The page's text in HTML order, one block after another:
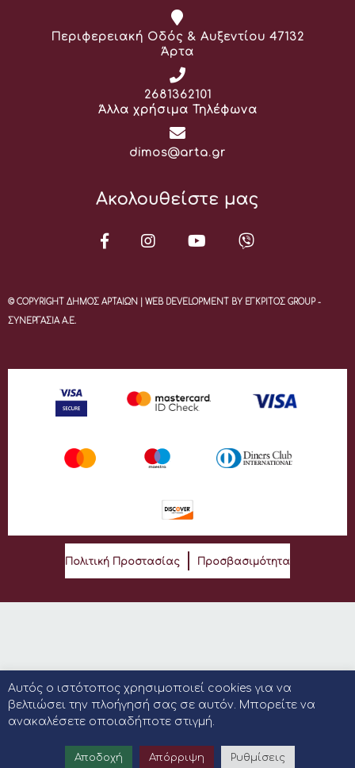
Διεύθυνση:
Περιφερειακή Οδός & Αυξεντίου 47132
Άρτα
Τηλέφωνο:
2681362101
Άλλα χρήσιμα Τηλέφωνα
Email:
dimos@arta.gr
Ακολουθείστε μας
© COPYRIGHT ΔΗΜΟΣ ΑΡΤΑΙΩΝ | WEB DEVELOPMENT BY ΕΓΚΡΙΤΟΣ GROUP -
ΣΥΝΕΡΓΑΣΙΑ Α.Ε.
Πολιτική Προστασίας Προσβασιμότητα
Αυτός ο ιστότοπος χρησιμοποιεί cookies για να
βελτιώσει την πλοήγησή σας σε αυτόν. Μπορείτε να
ανακαλέσετε οποιαδήποτε στιγμή.
Αποδοχή Απόρριψη Ρυθμίσεις